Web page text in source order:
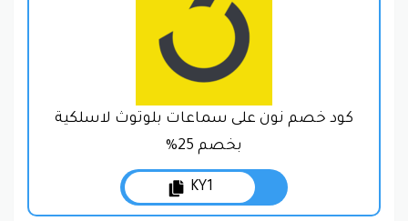
كود خصم نون على سماعات بلوتوث لاسلكية
بخصم 25%
KY1